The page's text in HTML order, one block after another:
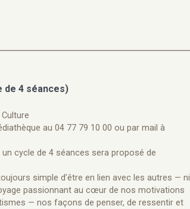
de 4 séances)
au 04 77 79 10 00 ou par mail à
un cycle de 4 séances sera proposé de
simple d’être en lien avec les autres — ni
passionnant au cœur de nos motivations
— nos façons de penser, de ressentir et